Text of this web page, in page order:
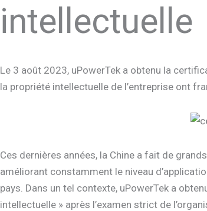
intellectuelle
Le 3 août 2023, uPowerTek a obtenu la
la propriété intellectuelle de l’entreprise ont
Ces dernières années, la Chine a fait de
améliorant constamment le niveau
pays. Dans un tel contexte, uPowerTek a
intellectuelle » après l’examen strict de